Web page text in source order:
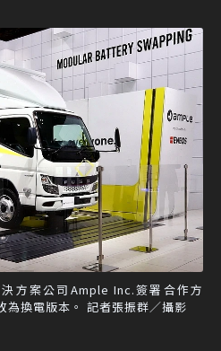
方案公司Ample Inc.簽署合作方
換電版本。 記者張振群／攝影